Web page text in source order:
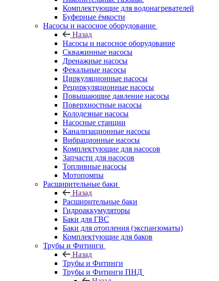
Комплектующие для водонагревателей
Буферные ёмкости
Насосы и насосное оборудование
Назад
Насосы и насосное оборудование
Скважинные насосы
Дренажные насосы
Фекальные насосы
Циркуляционные насосы
Рециркуляционные насосы
Повышающие давление насосы
Поверхностные насосы
Колодезные насосы
Насосные станции
Канализационные насосы
Вибрационные насосы
Комплектующие для насосов
Запчасти для насосов
Топливные насосы
Мотопомпы
Расширительные баки
Назад
Расширительные баки
Гидроаккумуляторы
Баки для ГВС
Баки для отопления (экспанзоматы)
Комплектующие для баков
Трубы и Фитинги
Назад
Трубы и Фитинги
Трубы и Фитинги ПНД